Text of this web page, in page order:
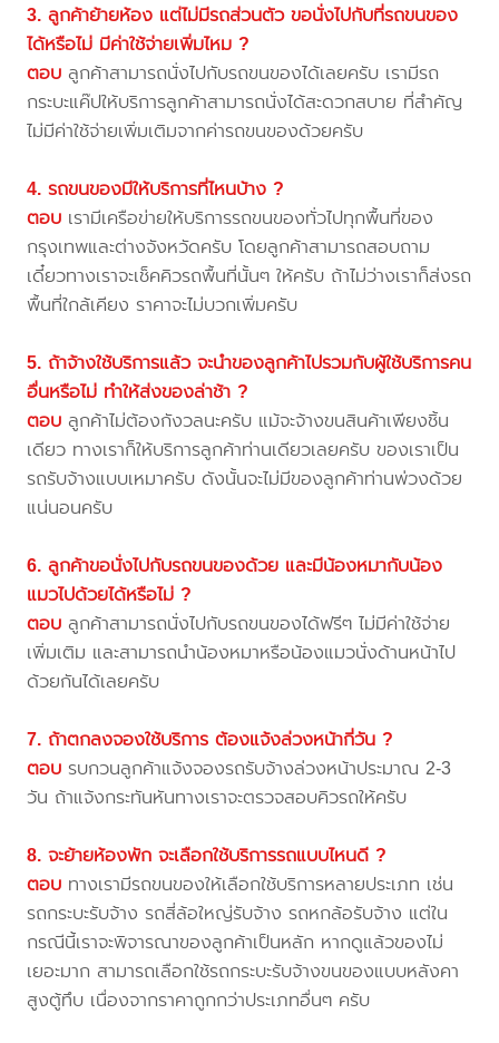
3. ลูกค้าย้ายห้อง แต่ไม่มีรถส่วนตัว ขอนั่งไปกับที่รถขนของ
ได้หรือไม่ มีค่าใช้จ่ายเพิ่มไหม ?
ตอบ ลูกค้าสามารถนั่งไปกับรถขนของได้เลยครับ เรามีรถ
กระบะแค๊ปให้บริการลูกค้าสามารถนั่งได้สะดวกสบาย ที่สำคัญ
ไม่มีค่าใช้จ่ายเพิ่มเติมจากค่ารถขนของด้วยครับ
4. รถขนของมีให้บริการที่ไหนบ้าง ?
ตอบ เรามีเครือข่ายให้บริการรถขนของทั่วไปทุกพื้นที่ของ
กรุงเทพและต่างจังหวัดครับ โดยลูกค้าสามารถสอบถาม
เดี๋ยวทางเราจะเช็คคิวรถพื้นที่นั้นๆ ให้ครับ ถ้าไม่ว่างเราก็ส่งรถ
พื้นที่ใกล้เคียง ราคาจะไม่บวกเพิ่มครับ
5. ถ้าจ้างใช้บริการแล้ว จะนำของลูกค้าไปรวมกับผู้ใช้บริการคน
อื่นหรือไม่ ทำให้ส่งของล่าช้า ?
ตอบ ลูกค้าไม่ต้องกังวลนะครับ แม้จะจ้างขนสินค้าเพียงชิ้น
เดียว ทางเราก็ให้บริการลูกค้าท่านเดียวเลยครับ ของเราเป็น
รถรับจ้างแบบเหมาครับ ดังนั้นจะไม่มีของลูกค้าท่านพ่วงด้วย
แน่นอนครับ
6. ลูกค้าขอนั่งไปกับรถขนของด้วย และมีน้องหมากับน้อง
แมวไปด้วยได้หรือไม่ ?
ตอบ ลูกค้าสามารถนั่งไปกับรถขนของได้ฟรีๆ ไม่มีค่าใช้จ่าย
เพิ่มเติม และสามารถนำน้องหมาหรือน้องแมวนั่งด้านหน้าไป
ด้วยกันได้เลยครับ
7. ถ้าตกลงจองใช้บริการ ต้องแจ้งล่วงหน้ากี่วัน ?
ตอบ รบกวนลูกค้าแจ้งจองรถรับจ้างล่วงหน้าประมาณ 2-3
วัน ถ้าแจ้งกระทันหันทางเราจะตรวจสอบคิวรถให้ครับ
8. จะย้ายห้องพัก จะเลือกใช้บริการรถแบบไหนดี ?
ตอบ ทางเรามีรถขนของให้เลือกใช้บริการหลายประเภท เช่น
รถกระบะรับจ้าง รถสี่ล้อใหญ่รับจ้าง รถหกล้อรับจ้าง แต่ใน
กรณีนี้เราจะพิจารณาของลูกค้าเป็นหลัก หากดูแล้วของไม่
เยอะมาก สามารถเลือกใช้รถกระบะรับจ้างขนของแบบหลังคา
สูงตู้ทึบ เนื่องจากราคาถูกกว่าประเภทอื่นๆ ครับ